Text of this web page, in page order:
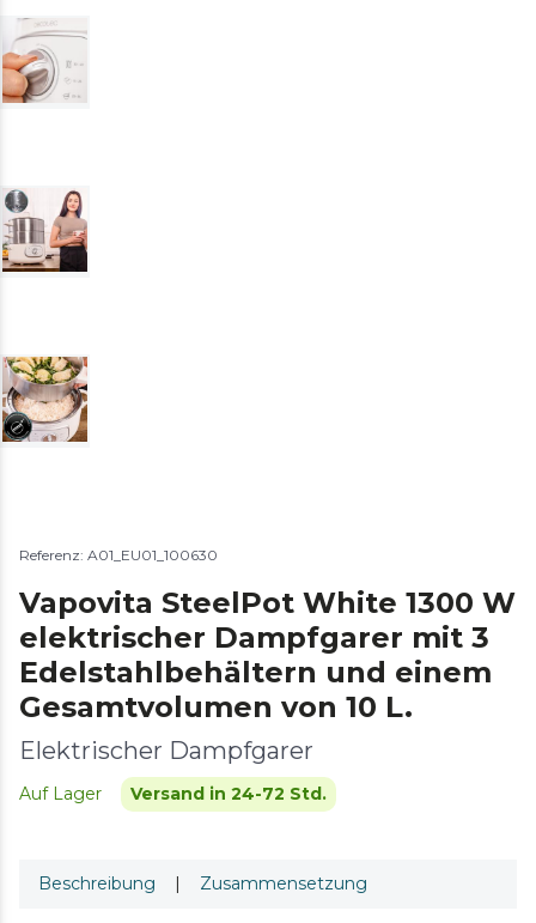
Referenz: A01_EU01_100630
Vapovita SteelPot White 1300 W
elektrischer Dampfgarer mit 3
Edelstahlbehältern und einem
Gesamtvolumen von 10 L.
Elektrischer Dampfgarer
Auf Lager Versand in 24-72 Std.
Beschreibung | Zusammensetzung